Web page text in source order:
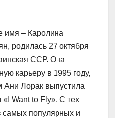
имя – Каролина
родилась 27 октября
ССР. Она
карьеру в 1995 году,
Ани Лорак выпустила
Want to Fly». С тех
самых популярных и